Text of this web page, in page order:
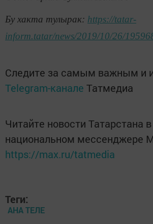
Бу хакта тулырак: https://tatar-
inform.tatar/news/2019/10/26/
Следите за самым важным и
Telegram-канале Татмедиа
Читайте новости Татарстана в
национальном мессенджере
https://max.ru/tatmedia
Теги:
АНА ТЕЛЕ